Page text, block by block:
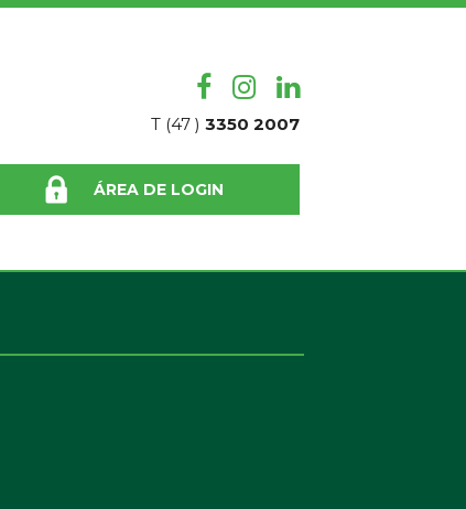
T (47 ) 3350 2007
ÁREA DE LOGIN